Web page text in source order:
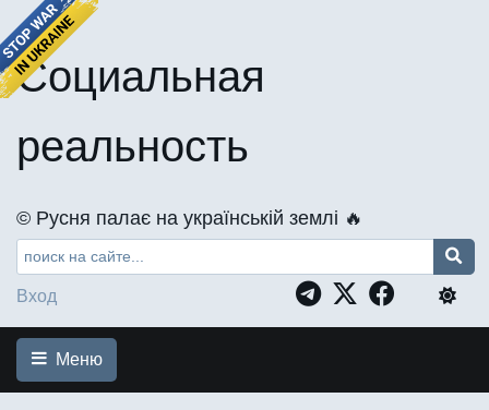
Социальная
реальность
©️ Русня палає на українській землі 🔥
Вход
Меню